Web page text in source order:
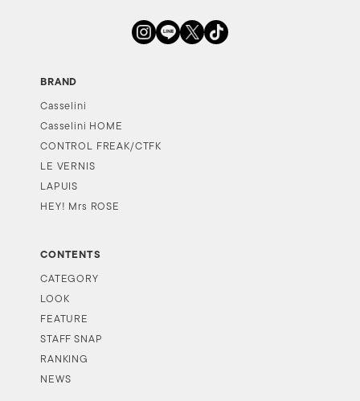
BRAND
Casselini
Casselini HOME
CONTROL FREAK/CTFK
LE VERNIS
LAPUIS
HEY! Mrs ROSE
CONTENTS
CATEGORY
LOOK
FEATURE
STAFF SNAP
RANKING
NEWS